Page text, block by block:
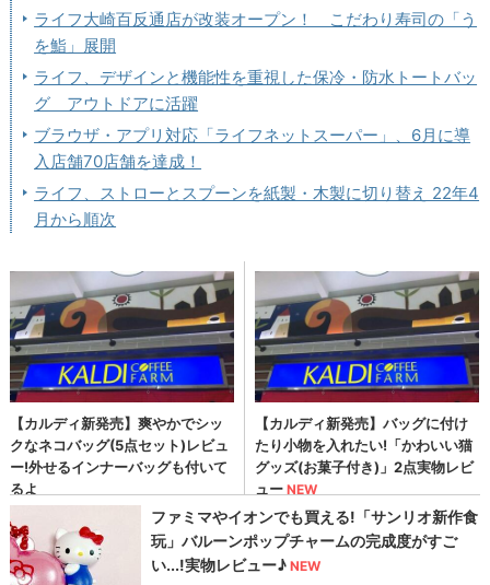
ライフ大崎百反通店が改装オープン！ こだわり寿司の「う
を鮨」展開
ライフ、デザインと機能性を重視した保冷・防水トートバッ
グ アウトドアに活躍
ブラウザ・アプリ対応「ライフネットスーパー」、6月に導
入店舗70店舗を達成！
ライフ、ストローとスプーンを紙製・木製に切り替え 22年4
月から順次